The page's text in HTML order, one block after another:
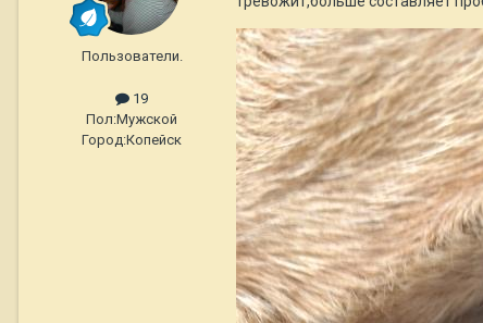
Пользователи.
19
Пол:Мужской
Город:Копейск